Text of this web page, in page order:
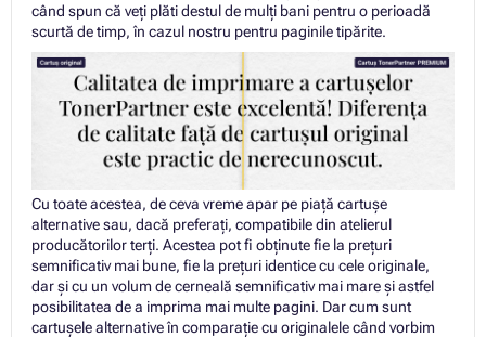
când spun că veți plăti destul de mulți bani pentru o perioadă
scurtă de timp, în cazul nostru pentru paginile tipărite.
Cu toate acestea, de ceva vreme apar pe piață cartușe
alternative sau, dacă preferați, compatibile din atelierul
producătorilor terți. Acestea pot fi obținute fie la prețuri
semnificativ mai bune, fie la prețuri identice cu cele originale,
dar și cu un volum de cerneală semnificativ mai mare și astfel
posibilitatea de a imprima mai multe pagini. Dar cum sunt
cartușele alternative în comparație cu originalele când vorbim